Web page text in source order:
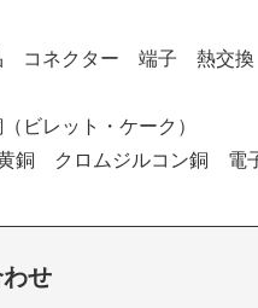
コネクター 端子 熱交
レット・ケーク）
クロムジルコン銅 電
せ